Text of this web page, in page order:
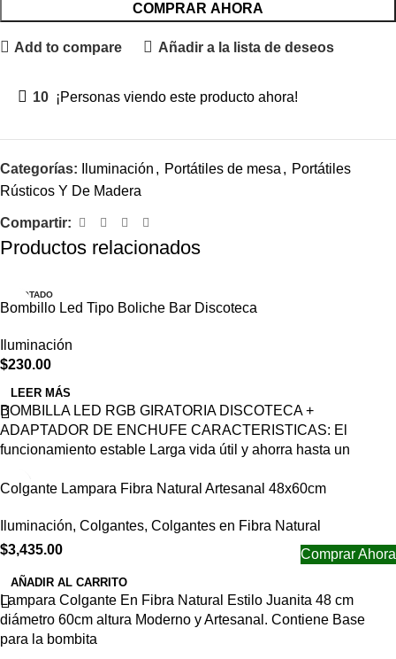
COMPRAR AHORA
Add to compare Añadir a la lista de deseos
10 ¡Personas viendo este producto ahora!
Categorías: Iluminación , Portátiles de mesa , Portátiles
Rústicos Y De Madera
Compartir:
Productos relacionados
AGOTADO
Bombillo Led Tipo Boliche Bar Discoteca
Iluminación
$230.00
LEER MÁS
BOMBILLA LED RGB GIRATORIA DISCOTECA +
ADAPTADOR DE ENCHUFE CARACTERISTICAS: El
funcionamiento estable Larga vida útil y ahorra hasta un
Colgante Lampara Fibra Natural Artesanal 48x60cm
Iluminación, Colgantes, Colgantes en Fibra Natural
$3,435.00 Comprar Ahora
AÑADIR AL CARRITO
Lampara Colgante En Fibra Natural Estilo Juanita 48 cm
diámetro 60cm altura Moderno y Artesanal. Contiene Base
para la bombita